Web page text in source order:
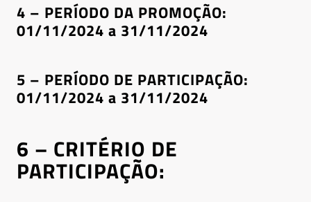
4 – PERÍODO DA PROMOÇÃO:
01/11/2024 a 31/11/2024
5 – PERÍODO DE PARTICIPAÇÃO:
01/11/2024 a 31/11/2024
6 – CRITÉRIO DE
PARTICIPAÇÃO: